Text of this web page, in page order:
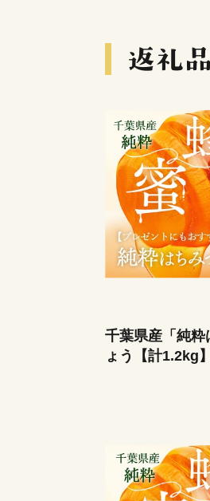
千葉県産「純粋
ょう【計1.2kg
税 ハチミツ 蜂
かしづくり ス